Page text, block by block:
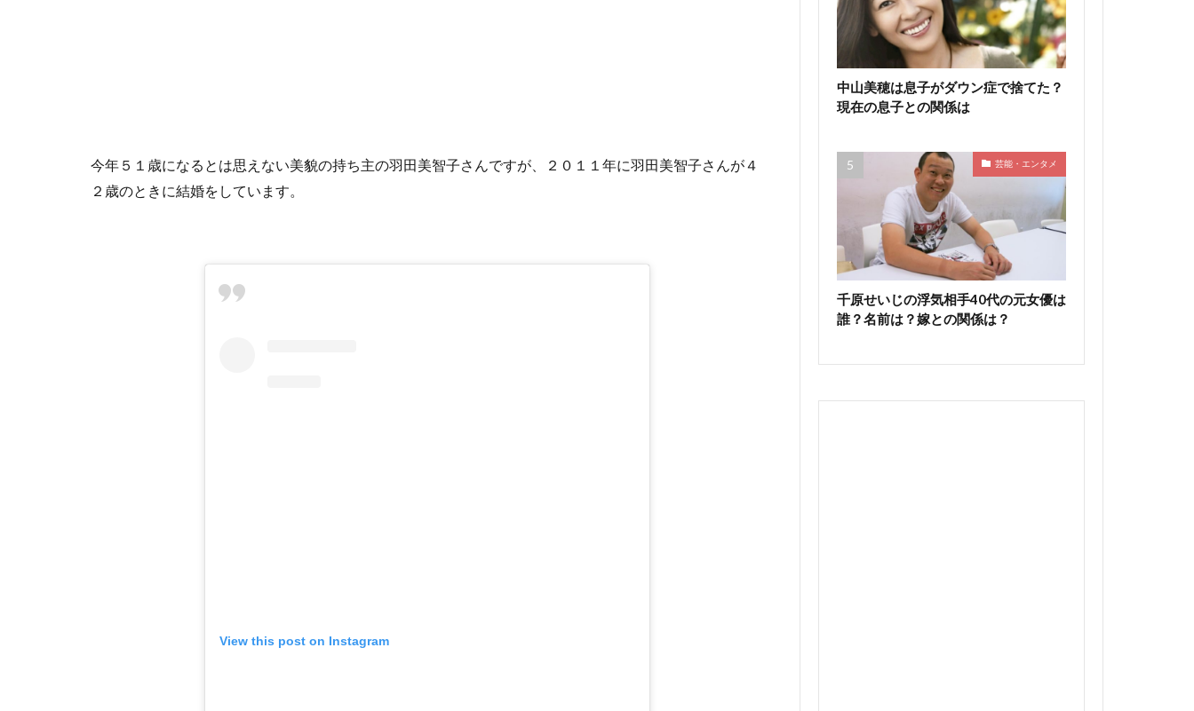
今年５１歳になるとは思えない美貌の持ち主の羽田美智子さんですが、２０１１年に羽田美智子さんが４
２歳のときに結婚をしています。
View this post on Instagram
中山美穂は息子がダウン症で捨てた？
現在の息子との関係は
芸能・エンタメ
千原せいじの浮気相手40代の元女優は
誰？名前は？嫁との関係は？